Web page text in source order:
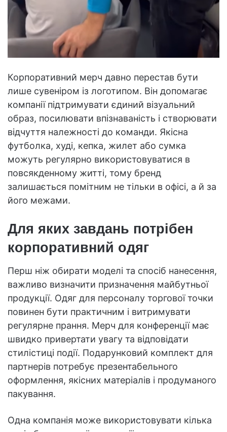
Корпоративний мерч давно перестав бути
лише сувеніром із логотипом. Він допомагає
компанії підтримувати єдиний візуальний
образ, посилювати впізнаваність і створювати
відчуття належності до команди. Якісна
футболка, худі, кепка, жилет або сумка
можуть регулярно використовуватися в
повсякденному житті, тому бренд
залишається помітним не тільки в офісі, а й за
його межами.
Для яких завдань потрібен
корпоративний одяг
Перш ніж обирати моделі та спосіб нанесення,
важливо визначити призначення майбутньої
продукції. Одяг для персоналу торгової точки
повинен бути практичним і витримувати
регулярне прання. Мерч для конференції має
швидко привертати увагу та відповідати
стилістиці події. Подарунковий комплект для
партнерів потребує презентабельного
оформлення, якісних матеріалів і продуманого
пакування.
Одна компанія може використовувати кілька